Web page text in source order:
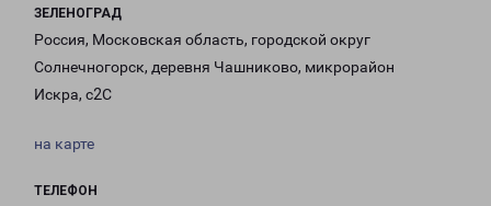
ЗЕЛЕНОГРАД
Россия, Московская область, городской округ
Солнечногорск, деревня Чашниково, микрорайон
Искра, с2С
на карте
ТЕЛЕФОН